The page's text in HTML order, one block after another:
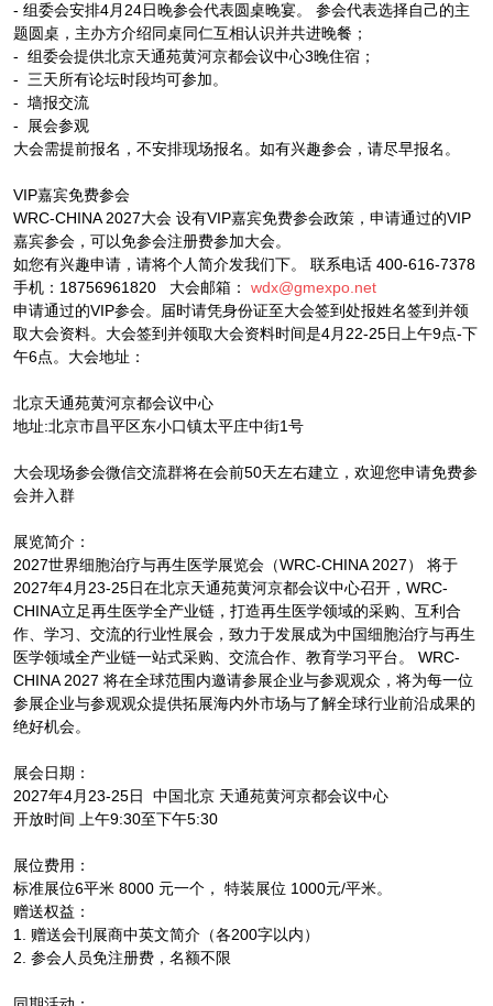
- 组委会安排4月24日晚参会代表圆桌晚宴。 参会代表选择自己的主
题圆桌，主办方介绍同桌同仁互相认识并共进晚餐；
- 组委会提供北京天通苑黄河京都会议中心3晚住宿；
- 三天所有论坛时段均可参加。
- 墙报交流
- 展会参观
大会需提前报名，不安排现场报名。如有兴趣参会，请尽早报名。
VIP嘉宾免费参会
WRC-CHINA 2027大会 设有VIP嘉宾免费参会政策，申请通过的VIP
嘉宾参会，可以免参会注册费参加大会。
如您有兴趣申请，请将个人简介发我们下。 联系电话 400-616-7378
手机：18756961820 大会邮箱： wdx@gmexpo.net
申请通过的VIP参会。届时请凭身份证至大会签到处报姓名签到并领
取大会资料。大会签到并领取大会资料时间是4月22-25日上午9点-下
午6点。大会地址：
北京天通苑黄河京都会议中心
地址:北京市昌平区东小口镇太平庄中街1号
大会现场参会微信交流群将在会前50天左右建立，欢迎您申请免费参
会并入群
展览简介：
2027世界细胞治疗与再生医学展览会（WRC-CHINA 2027） 将于
2027年4月23-25日在北京天通苑黄河京都会议中心召开，WRC-
CHINA立足再生医学全产业链，打造再生医学领域的采购、互利合
作、学习、交流的行业性展会，致力于发展成为中国细胞治疗与再生
医学领域全产业链一站式采购、交流合作、教育学习平台。 WRC-
CHINA 2027 将在全球范围内邀请参展企业与参观观众，将为每一位
参展企业与参观观众提供拓展海内外市场与了解全球行业前沿成果的
绝好机会。
展会日期：
2027年4月23-25日 中国北京 天通苑黄河京都会议中心
开放时间 上午9:30至下午5:30
展位费用：
标准展位6平米 8000 元一个， 特装展位 1000元/平米。
赠送权益：
1. 赠送会刊展商中英文简介（各200字以内）
2. 参会人员免注册费，名额不限